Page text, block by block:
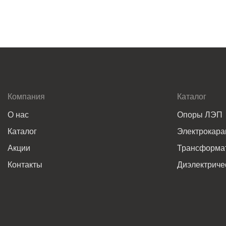
Компания
О нас
Каталог
Акции
Контакты
Каталог
Опоры ЛЭП